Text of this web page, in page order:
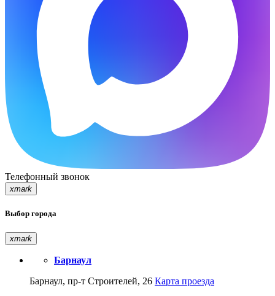
Телефонный звонок
xmark
Выбор города
xmark
Барнаул
Барнаул, пр-т Строителей, 26 Карта проезда